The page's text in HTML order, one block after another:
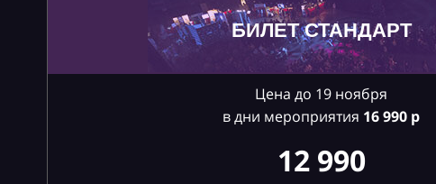
БИЛЕТ СТАНДАРТ
Цена до 19 ноября
в дни мероприятия 16990 р
12 990